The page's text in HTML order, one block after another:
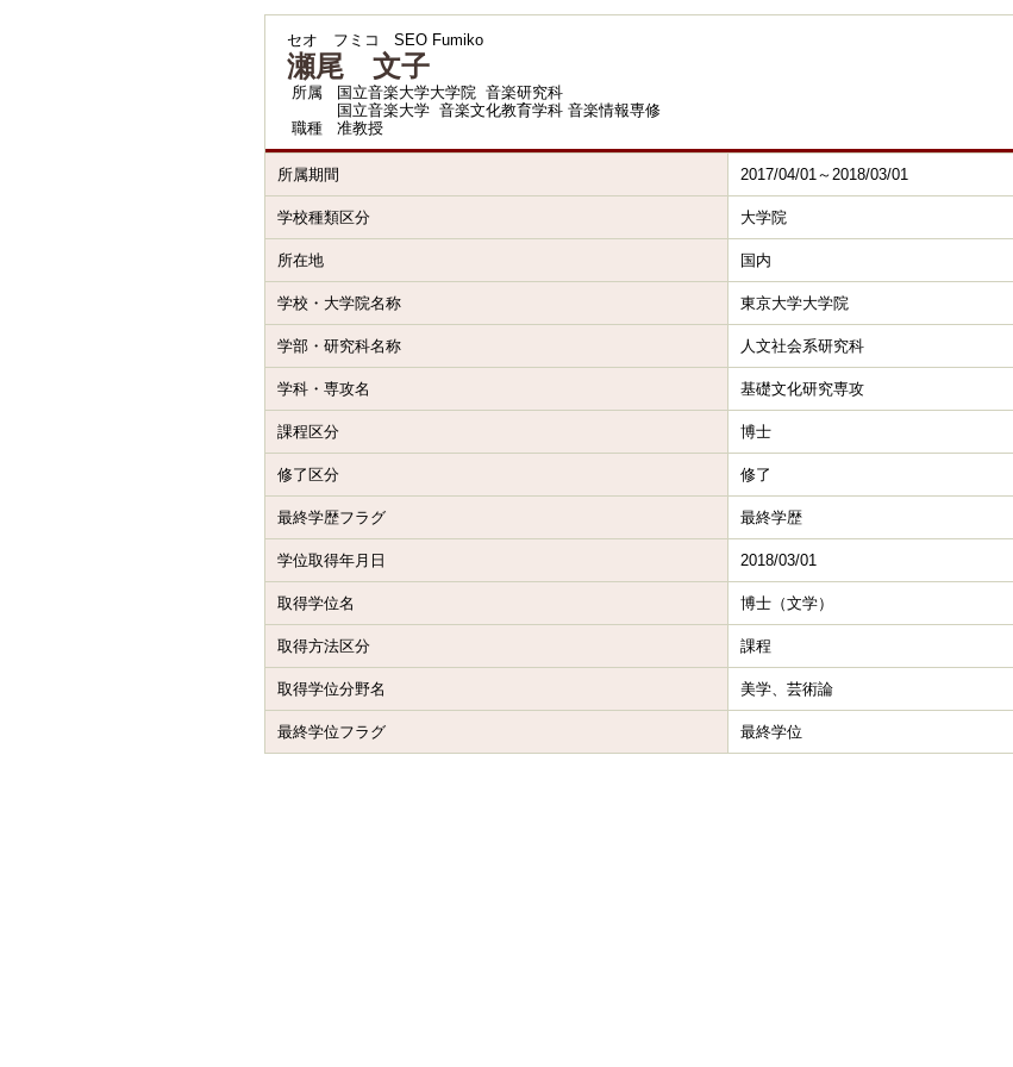
セオ フミコ SEO Fumiko
瀬尾 文子
所属
国立音楽大学大学院 音楽研究科
国立音楽大学 音楽文化教育学科 音楽情報専修
職種
准教授
所属期間 2017/04/01～2018/03/01
学校種類区分 大学院
所在地 国内
学校・大学院名称 東京大学大学院
学部・研究科名称 人文社会系研究科
学科・専攻名 基礎文化研究専攻
課程区分 博士
修了区分 修了
最終学歴フラグ 最終学歴
学位取得年月日 2018/03/01
取得学位名 博士（文学）
取得方法区分 課程
取得学位分野名 美学、芸術論
最終学位フラグ 最終学位